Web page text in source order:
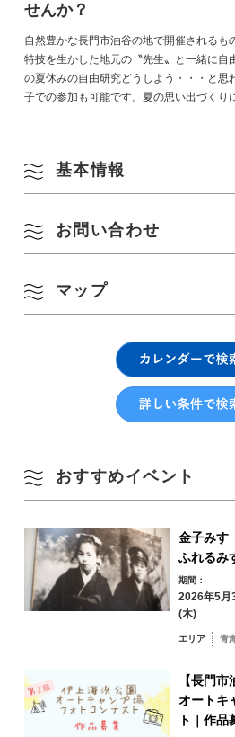
せんか？
自然豊かな長門市油谷の地で開催されるも
特技を生かした地元の〝先生〟と一緒に自
の夏休みの自由研究どうしよう・・・と思
子での参加も可能です。夏の思い出づくり
基本情報
会場 旧文洋小学校
お問い合わせ
長門市宇津賀公民館
Email : yuya-tanada@hot-cha.tv
マップ
Google Mapsはこちら
8月
月 火 水
3 4 5 6
10 11 12 13
24 25 26 27
春
夏
冬
おすすめイベント
金子みす
ふれるみ
期間：
2026年5月
(木)
エリア 青
【長門
オートキ
ト｜作品